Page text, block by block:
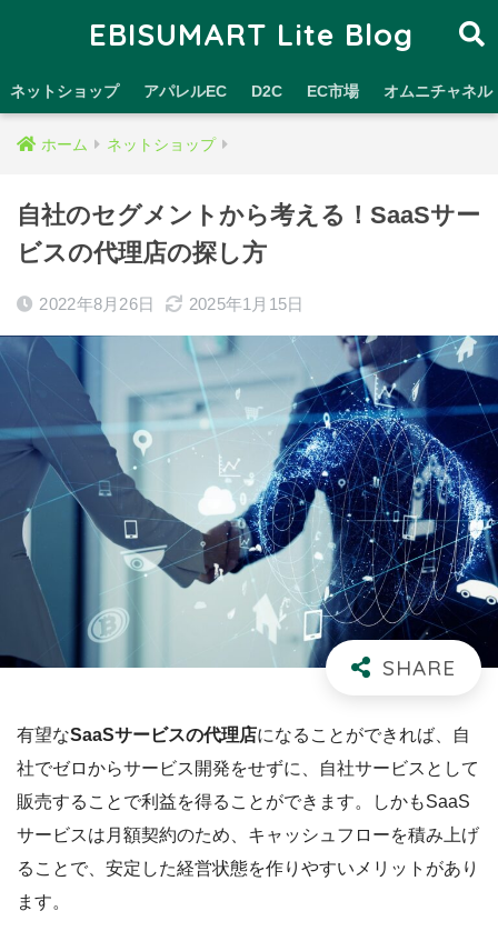
EBISUMART Lite Blog
ネットショップ アパレルEC D2C EC市場 オムニチャネル
ホーム ネットショップ
自社のセグメントから考える！SaaSサー
ビスの代理店の探し方
2022年8月26日 2025年1月15日
有望なSaaSサービスの代理店になることができれば、自
社でゼロからサービス開発をせずに、自社サービスとして
販売することで利益を得ることができます。しかもSaaS
サービスは月額契約のため、キャッシュフローを積み上げ
ることで、安定した経営状態を作りやすいメリットがあり
ます。